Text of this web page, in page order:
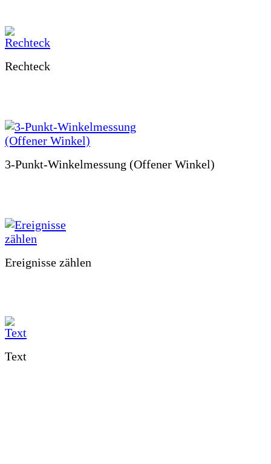
Rechteck
3-Punkt-Winkelmessung (Offener Winkel)
Ereignisse zählen
Text